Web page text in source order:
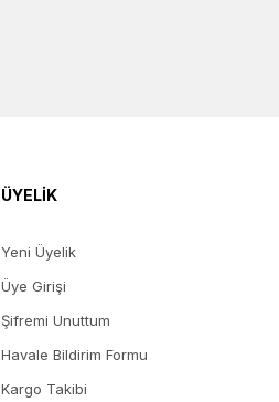
ÜYELİK
Yeni Üyelik
Üye Girişi
Şifremi Unuttum
Havale Bildirim Formu
Kargo Takibi